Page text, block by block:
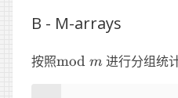
B - M-arrays
按照\mathrm{mod}
mod m 进行分组统